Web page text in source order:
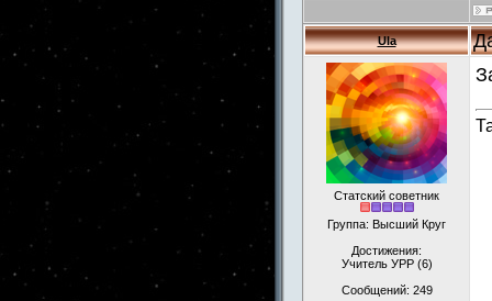
Ula
Статский советник
Группа: Высший Круг
Достижения:
Учитель УРР (6)
Сообщений: 249